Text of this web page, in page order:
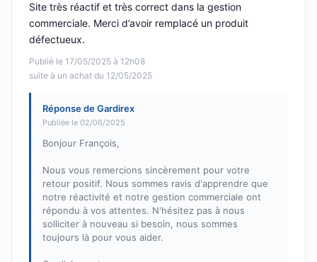
Publié le 17/05/2025 à 12h08
suite à un achat du 12/05/2025
Site très réactif et très correct dans la gestion
commerciale. Merci d’avoir remplacé un produit
défectueux.
Réponse de Gardirex
Publiée le 02/06/2025
Bonjour François,
Nous vous remercions sincèrement pour votre
retour positif. Nous sommes ravis d'apprendre que
notre réactivité et notre gestion commerciale ont
répondu à vos attentes. N'hésitez pas à nous
solliciter à nouveau si besoin, nous sommes
toujours là pour vous aider.